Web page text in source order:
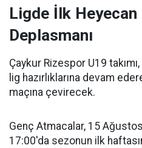
Ligde İlk
Deplasmanı
Çaykur Rizespor U19
lig hazırlıklarına devam
maçına çevirecek.
Genç Atmacalar, 15
17:00'da sezonun ilk